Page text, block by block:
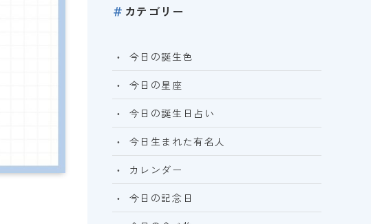
＃ カテゴリー
今日の誕生色
今日の星座
今日の誕生日占い
今日生まれた有名人
カレンダー
今日の記念日